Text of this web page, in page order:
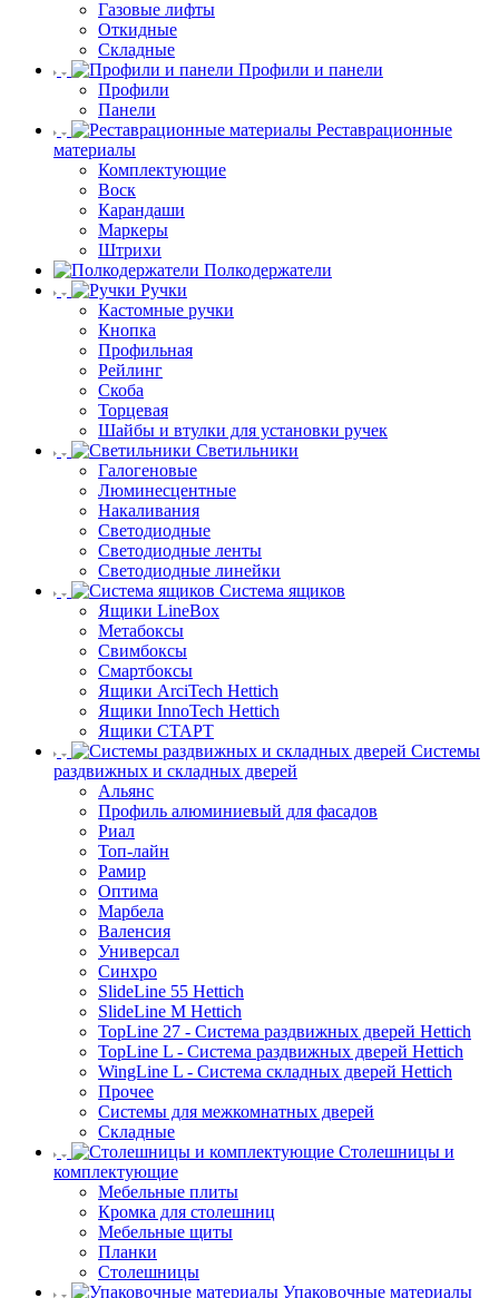
Газовые лифты
Откидные
Складные
Профили и панели
Профили
Панели
Реставрационные
материалы
Комплектующие
Воск
Карандаши
Маркеры
Штрихи
Полкодержатели
Ручки
Кастомные ручки
Кнопка
Профильная
Рейлинг
Скоба
Торцевая
Шайбы и втулки для установки ручек
Светильники
Галогеновые
Люминесцентные
Накаливания
Светодиодные
Светодиодные ленты
Светодиодные линейки
Система ящиков
Ящики LineBox
Метабоксы
Свимбоксы
Смартбоксы
Ящики ArciTech Hettich
Ящики InnoTech Hettich
Ящики СТАРТ
Системы
раздвижных и складных дверей
Альянс
Профиль алюминиевый для фасадов
Риал
Топ-лайн
Рамир
Оптима
Марбела
Валенсия
Универсал
Синхро
SlideLine 55 Hettich
SlideLine M Hettich
TopLine 27 - Система раздвижных дверей Hettich
TopLine L - Система раздвижных дверей Hettich
WingLine L - Система складных дверей Hettich
Прочее
Системы для межкомнатных дверей
Складные
Столешницы и
комплектующие
Мебельные плиты
Кромка для столешниц
Мебельные щиты
Планки
Столешницы
Упаковочные материалы